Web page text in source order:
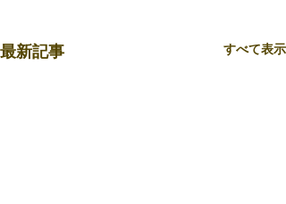
最新記事 すべて表示